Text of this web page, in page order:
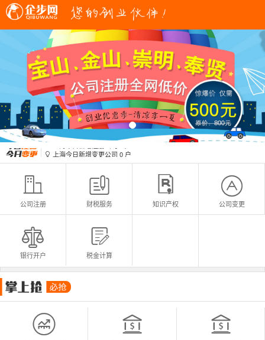
上海今日新增变更公司
 上海今日新增注册公司0
 上海今日新增变更公司 0 户
上海今日新增注册公司0户

公司注册

财税服务

知识产权

公司变更

银行开户

税金计算
  